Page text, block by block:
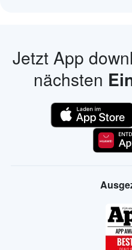
Jetzt App
nächsten